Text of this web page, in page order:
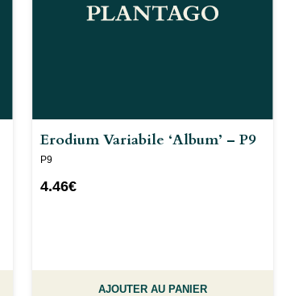
Erodium Variabile ‘Album’ – P9
P9
4.46€
AJOUTER AU PANIER